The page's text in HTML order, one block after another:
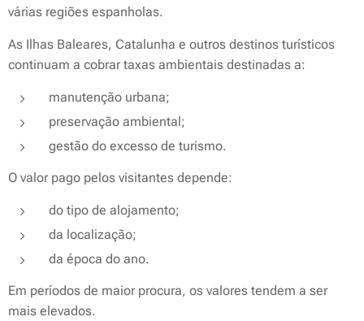
várias regiões espanholas.
As Ilhas Baleares, Catalunha e outros destinos turísticos
continuam a cobrar taxas ambientais destinadas a:
manutenção urbana;
preservação ambiental;
gestão do excesso de turismo.
O valor pago pelos visitantes depende:
do tipo de alojamento;
da localização;
da época do ano.
Em períodos de maior procura, os valores tendem a ser
mais elevados.